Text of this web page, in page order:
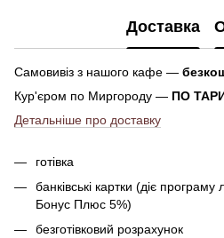
Доставка
Самовивіз з нашого кафе —
Кур'єром по Миргороду — ПО
Детальніше про доставку
готівка
банківські картки (діє
Бонус Плюс 5%)
безготівковий розрахунок